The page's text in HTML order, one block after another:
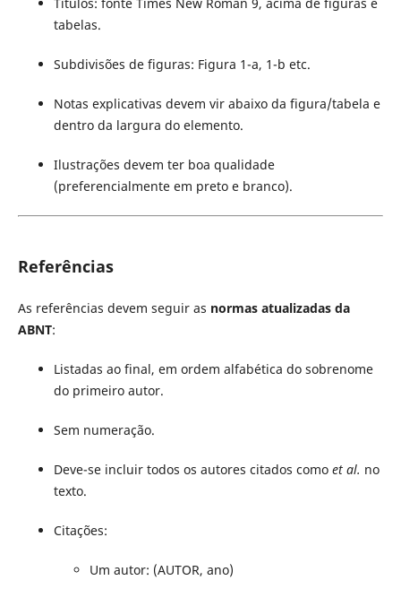
tabelas.
Subdivisões de figuras: Figura 1-a, 1-b etc.
Notas explicativas devem vir abaixo da figura/tabela e
dentro da largura do elemento.
Ilustrações devem ter boa qualidade
(preferencialmente em preto e branco).
Referências
As referências devem seguir as normas atualizadas da
ABNT:
Listadas ao final, em ordem alfabética do sobrenome
do primeiro autor.
Sem numeração.
Deve-se incluir todos os autores citados como et al. no
texto.
Citações:
Um autor: (AUTOR, ano)